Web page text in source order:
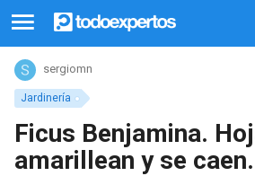
Jardinería
sergiomn
Ficus Benjamina.
amarillean y se